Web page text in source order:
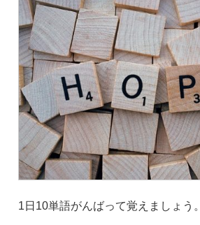
1日10単語がんばって覚えましょう。